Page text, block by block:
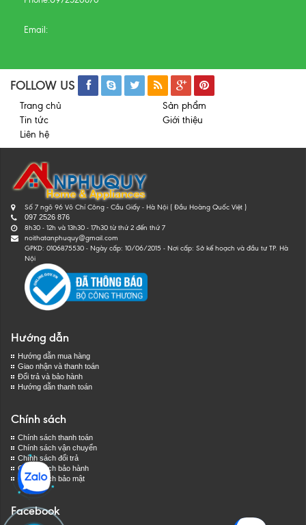
Email:
FOLLOW US
Trang chủ
Sản phẩm
Tin tức
Giới thiệu
Liên hệ
Số 7 ngõ 96 Võ Chí Công - Cầu Giấy - Hà Nội ( Đầu Hoàng Quốc Việt )
097 2526 876
8h30 - 12h và 13h30 - 17h30 từ thứ 2 đến thứ 7
noithatanphuquy@gmail.com
GPKD: 0106875530 - Ngày cấp: 10/06/2015 - Nơi cấp: Sở kế hoạch và đầu tư TP. Hà
Nội
Hướng dẫn
Hướng dẫn mua hàng
Giao nhận và thanh toán
Đổi trả và bảo hành
Hướng dẫn thanh toán
Chính sách
Chính sách thanh toán
Chính sách vận chuyển
Chính sách đổi trả
Chính sách bảo hành
Chính sách bảo mật
Facebook